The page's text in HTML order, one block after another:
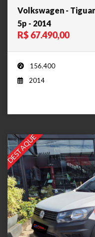
Volkswagen -
5p - 2014
R$ 67.490,00
156.400
2014
DESTAQUE